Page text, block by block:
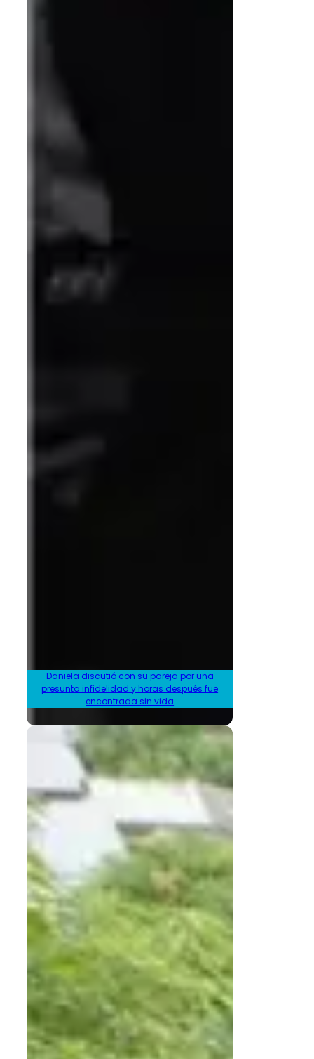
Daniela discutió con su pareja por una
presunta infidelidad y horas después fue
encontrada sin vida